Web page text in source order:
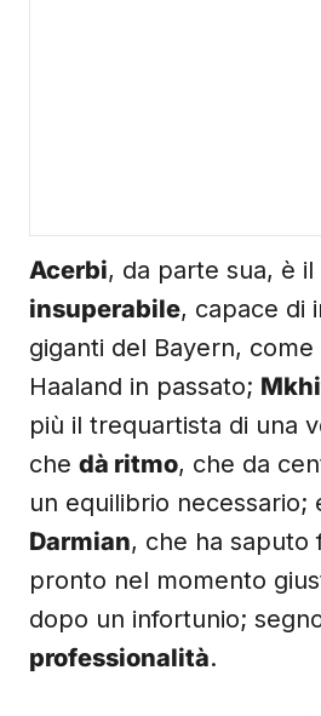
Acerbi, da parte sua, è il
insuperabile, capace di
giganti del Bayern,
Haaland in passato;
più il trequartista di una
che dà ritmo, che da
un equilibrio necessario;
Darmian, che ha saputo
pronto nel momento
dopo un infortunio;
professionalità.